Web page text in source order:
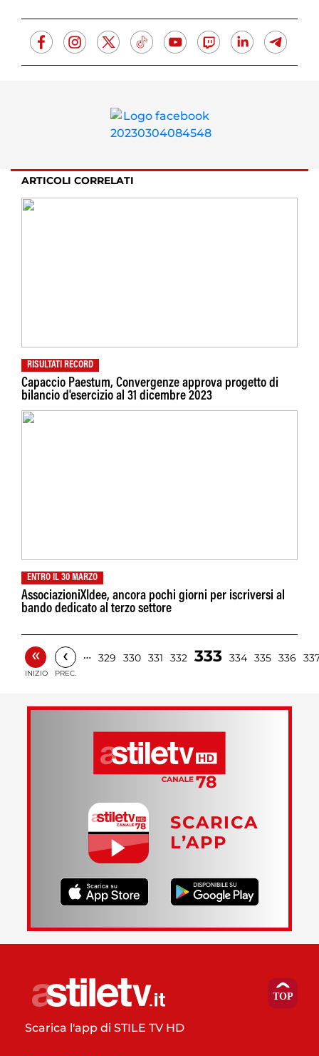
ARTICOLI CORRELATI
RISULTATI RECORD
Capaccio Paestum, Convergenze approva progetto di
bilancio d'esercizio al 31 dicembre 2023
ENTRO IL 30 MARZO
AssociazioniXIdee, ancora pochi giorni per iscriversi al
bando dedicato al terzo settore
«
INIZIO
‹
PREC.
… 329 330 331 332 333 334 335 336
SCARICA
L’APP
Scarica l'app di STILE TV HD